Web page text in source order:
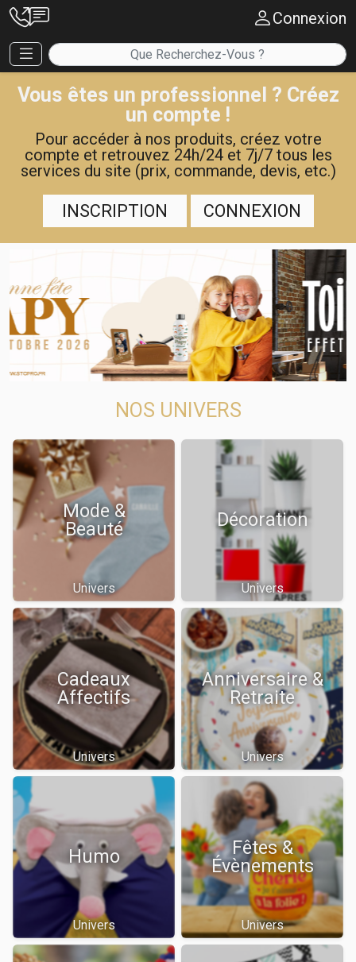
Connexion
Vous êtes un professionnel ? Créez
un compte !
Pour accéder à nos produits, créez votre
compte et retrouvez 24h/24 et 7j/7 tous les
services du site (prix, commande, devis, etc.)
INSCRIPTION CONNEXION
NOS UNIVERS
Mode &
Beauté
Univers
Décoration
Univers
Cadeaux
Affectifs
Univers
Anniversaire &
Retraite
Univers
Humo
Univers
Fêtes &
Évènements
Univers